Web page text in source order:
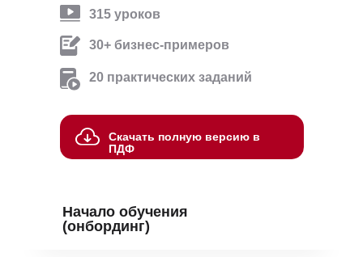
Начало обучения
(онбординг)
Скачать полную версию в
ПДФ
315 уроков
30+ бизнес-примеров
20 практических заданий